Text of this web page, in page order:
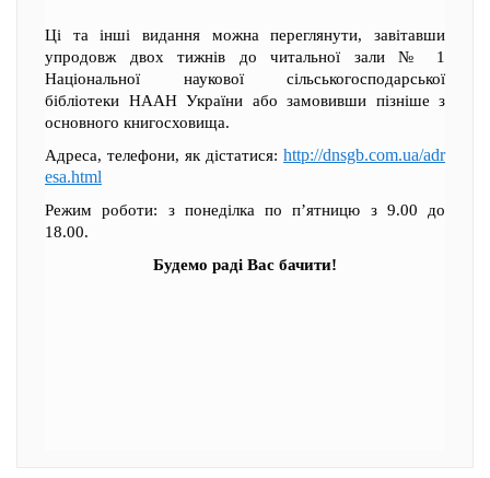
Ці та інші видання можна переглянути, завітавши
упродовж двох тижнів до читальної зали № 1
Національної наукової сільськогосподарської
бібліотеки НААН України або замовивши пізніше з
основного книгосховища.
Адреса, телефони, як дістатися: http://dnsgb.com.ua/adr
esa.html
Режим роботи: з понеділка по п’ятницю з 9.00 до
18.00.
Будемо раді Вас бачити!